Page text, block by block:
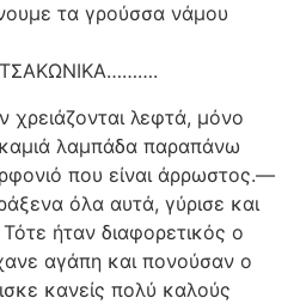
τα γρούσσα νάμου
χρειάζονται λεφτά, μόνο
λαμπάδα παραπάνω
που είναι άρρωστος.—
όλα αυτά, γύρισε και
ήταν διαφορετικός ο
αγάπη και πονούσαν ο
κανείς πολύ καλούς